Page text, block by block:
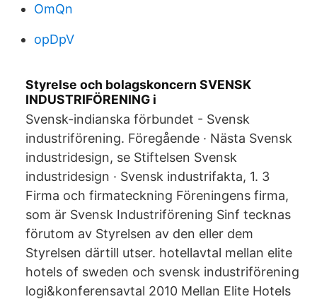
OmQn
opDpV
Styrelse och bolagskoncern SVENSK
INDUSTRIFÖRENING i
Svensk-indianska förbundet - Svensk
industriförening. Föregående · Nästa Svensk
industridesign, se Stiftelsen Svensk
industridesign · Svensk industrifakta, 1. 3
Firma och firmateckning Föreningens firma,
som är Svensk Industriförening Sinf tecknas
förutom av Styrelsen av den eller dem
Styrelsen därtill utser. hotellavtal mellan elite
hotels of sweden och svensk industriförening
logi&konferensavtal 2010 Mellan Elite Hotels